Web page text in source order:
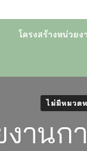
โครงสร้างหน่วยง
ไม่มีหมวด
านก